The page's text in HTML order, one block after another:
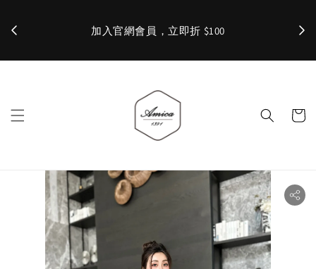
加入官網會員，立即折 $100 ✨